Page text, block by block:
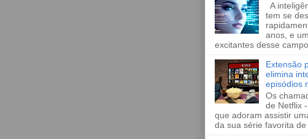
A
tem se
anos, e
excitantes desse
Extensão
elimina
episódios
Os
de Netflix
que adoram assistir
da sua série favorita